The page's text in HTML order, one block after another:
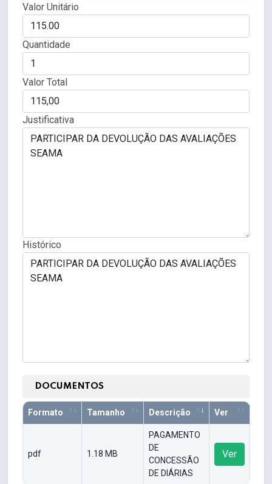
Valor Unitário
Quantidade
Valor Total
Justificativa
Histórico
DOCUMENTOS
Formato Tamanho Descrição Ver
pdf 1.18 MB
PAGAMENTO
DE
CONCESSÃO
DE DIÁRIAS
Ver